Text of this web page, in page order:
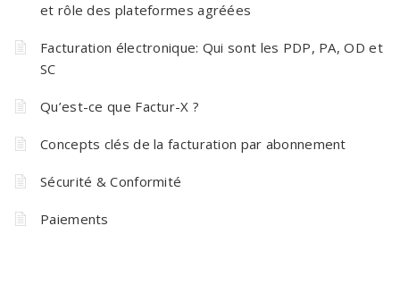
et rôle des plateformes agréées
Facturation électronique: Qui sont les PDP, PA, OD et
SC
Qu’est-ce que Factur-X ?
Concepts clés de la facturation par abonnement
Sécurité & Conformité
Paiements